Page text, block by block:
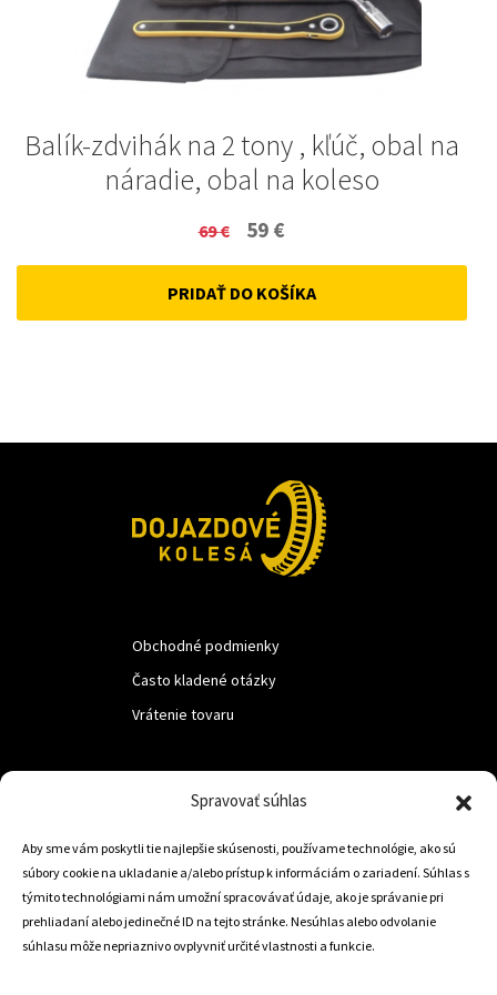
Spravovať súhlas
Aby sme vám poskytli tie najlepšie skúsenosti, používame technológie, ako sú
súbory cookie na ukladanie a/alebo prístup k informáciám o zariadení. Súhlas s
týmito technológiami nám umožní spracovávať údaje, ako je správanie pri
prehliadaní alebo jedinečné ID na tejto stránke. Nesúhlas alebo odvolanie
súhlasu môže nepriaznivo ovplyvniť určité vlastnosti a funkcie.
Balík-zdvihák na 2 tony , kľúč, obal na
náradie, obal na koleso
69€
Original
price
was:
59 €
price
is:
PRIDAŤ DO KOŠÍKA
Obchodné podmienky
Často kladené otázky
Vrátenie tovaru
Trstená 02801
+421 905 806 234